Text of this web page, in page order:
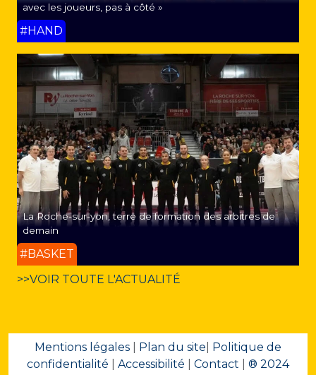
avec les joueurs, pas à côté »
#HAND
La Roche-sur-yon, terre de formation des arbitres de
demain
#BASKET
>>VOIR TOUTE L'ACTUALITÉ
Mentions légales Plan du site Politique de
confidentialité
Accessibilité Contact
® 2024